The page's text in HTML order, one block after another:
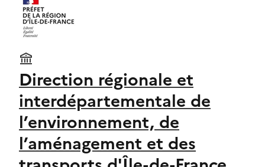
Direction régionale et
interdépartementale de
l’environnement, de
l’aménagement et des